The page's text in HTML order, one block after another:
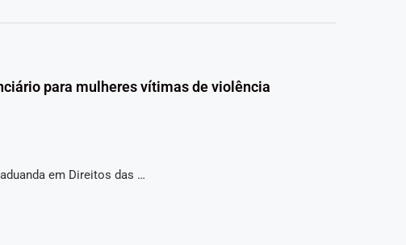
para mulheres vítimas de violência
em Direitos das …